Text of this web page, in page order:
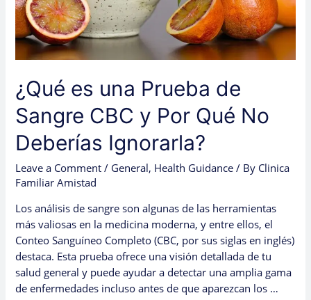
¿Qué es una Prueba de
Sangre CBC y Por Qué No
Deberías Ignorarla?
Leave a Comment / General, Health Guidance / By Clinica
Familiar Amistad
Los análisis de sangre son algunas de las herramientas
más valiosas en la medicina moderna, y entre ellos, el
Conteo Sanguíneo Completo (CBC, por sus siglas en inglés)
destaca. Esta prueba ofrece una visión detallada de tu
salud general y puede ayudar a detectar una amplia gama
de enfermedades incluso antes de que aparezcan los …
Por
Qué
No
Deberías